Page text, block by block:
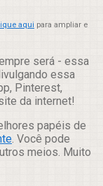
aqui para ampliar e
será - essa
essa
Pinterest,
da internet!
papéis de
. Você pode
meios. Muito